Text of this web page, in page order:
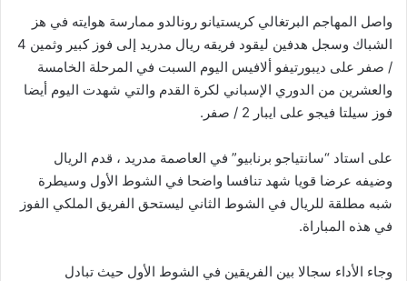
واصل المهاجم البرتغالي كريستيانو رونالدو ممارسة هوايته في هز
الشباك وسجل هدفين ليقود فريقه ريال مدريد إلى فوز كبير وثمين 4
/ صفر على ديبورتيفو ألافيس اليوم السبت في المرحلة الخامسة
والعشرين من الدوري الإسباني لكرة القدم والتي شهدت اليوم أيضا
فوز سيلتا فيجو على ايبار 2 / صفر.
على استاد “سانتياجو برنابيو” في العاصمة مدريد ، قدم الريال
وضيفه عرضا قويا شهد تنافسا واضحا في الشوط الأول وسيطرة
شبه مطلقة للريال في الشوط الثاني ليستحق الفريق الملكي الفوز
في هذه المباراة.
وجاء الأداء سجالا بين الفريقين في الشوط الأول حيث تبادل